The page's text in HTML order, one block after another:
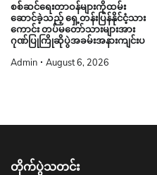
စစ်ဆင်ရေးတာဝန်များကိုထမ်း
ဆောင်ခဲ့သည့် ရှေ့တန်းပြန်နိုင်ငံ့သား
ကောင်း တပ်မတော်သားများအား
ဂုဏ်ပြုကြိုဆိုပွဲအခမ်းအနားကျင်းပ
Admin August 6, 2026
တိုက်ပွဲသတင်း